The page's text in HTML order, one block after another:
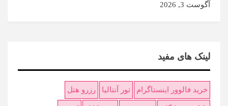
آگوست 3, 2026
لینک های مفید
خرید فالوور اینستاگرام تور آنتالیا رزرو هتل